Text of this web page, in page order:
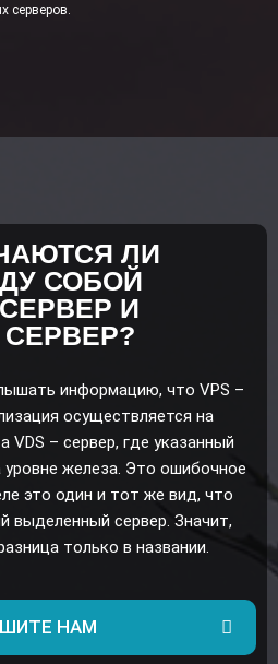
серверов.
ЛИ
СОБОЙ
СЕРВЕР И
СЕРВЕР?
информацию, что VPS –
осуществляется на
VDS – сервер, где указанный
уровне железа. Это ошибочное
это один и тот же вид, что
выделенный сервер. Значит,
только в названии.
НАМ